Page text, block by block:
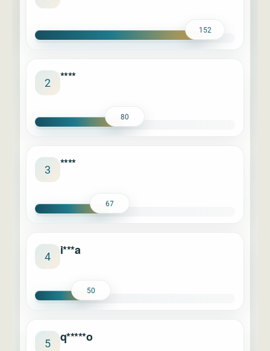
152
2 ****
80
3 ****
67
4 i***a
50
5 q*****o